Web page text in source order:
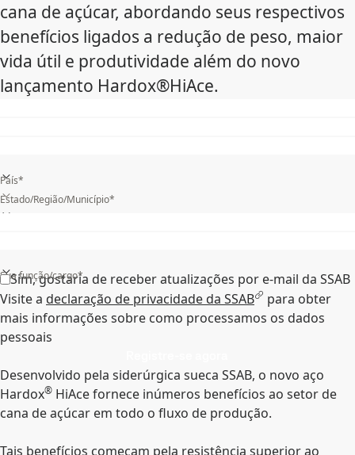
cana de açúcar, abordando seus respectivos
benefícios ligados a redução de peso, maior
vida útil e produtividade além do novo
lançamento Hardox®HiAce.
País*
Estado/Região/Município*
Sua função/cargo*
Sim, gostaria de receber atualizações por e-mail da SSAB
Visite a declaração de privacidade da SSAB
para obter
mais informações sobre como processamos os dados
pessoais
Desenvolvido pela siderúrgica sueca SSAB, o novo aço
Hardox® HiAce fornece inúmeros benefícios ao setor de
cana de açúcar em todo o fluxo de produção.
Tais benefícios começam pela resistência superior ao